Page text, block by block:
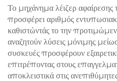
1060 nm για
αναδιαμόρφωση και
λιπόλυση του σώματος
Το μηχάνημα λέιζερ
προσφέρει αριθμός
καθιστώντάς το την
αναζητούν λύσεις μόνιμης
συσκευές προσφέρουν
επιτρέποντας στους
αποκλειστικά στις